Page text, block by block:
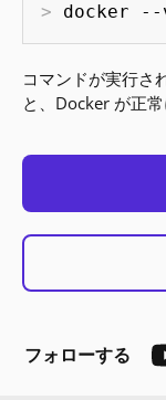
docker --
コマンドが実行さ
と、Docker が正
フォローする